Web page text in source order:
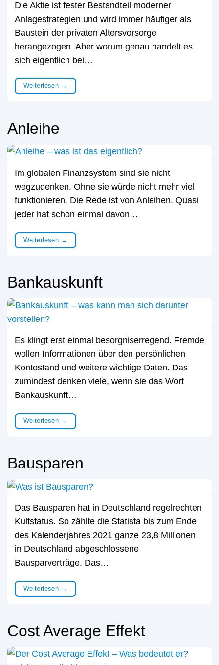
Die Aktie ist fester Bestandteil moderner
Anlagestrategien und wird immer häufiger als
Baustein der privaten Altersvorsorge
herangezogen. Aber worum genau handelt es
sich eigentlich bei…
Weiterlesen →
Anleihe
Im globalen Finanzsystem sind sie nicht
wegzudenken. Ohne sie würde nicht mehr viel
funktionieren. Die Rede ist von Anleihen. Quasi
jeder hat schon einmal davon…
Weiterlesen →
Bankauskunft
Es klingt erst einmal besorgniserregend. Fremde
wollen Informationen über den persönlichen
Kontostand und weitere wichtige Daten. Das
zumindest denken viele, wenn sie das Wort
Bankauskunft…
Weiterlesen →
Bausparen
Das Bausparen hat in Deutschland regelrechten
Kultstatus. So zählte die Statista bis zum Ende
des Kalenderjahres 2021 ganze 23,8 Millionen
in Deutschland abgeschlossene
Bausparverträge. Das…
Weiterlesen →
Cost Average Effekt